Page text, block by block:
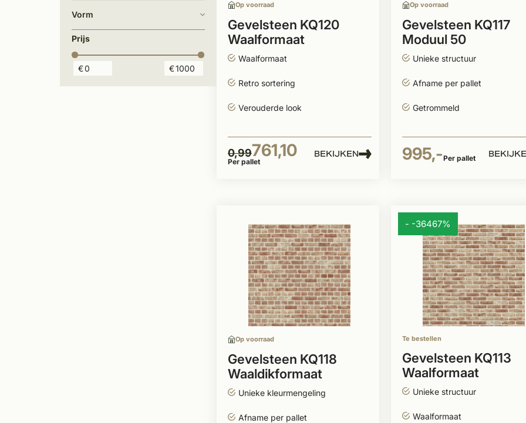
Vorm
Prijs
€ €
Op voorraad
Gevelsteen KQ120
Waalformaat
Waalformaat
Retro sortering
Verouderde look
0,99761,10
Per pallet
BEKIJKEN
Op voorraad
Gevelsteen KQ117
Moduul 50
Unieke structuur
Afname per pallet
Getrommeld
995,-Per pallet
Op voorraad
Gevelsteen KQ118
Waaldikformaat
Unieke kleurmengeling
Afname per pallet
- -36467%
Te bestellen
Gevelsteen KQ113
Waalformaat
Unieke structuur
Waalformaat